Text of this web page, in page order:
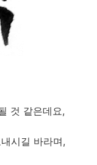
것 같은데요,
시길 바라며,